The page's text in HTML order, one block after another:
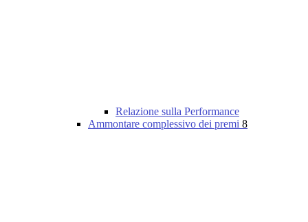
Relazione sulla Performance
Ammontare complessivo dei premi 8